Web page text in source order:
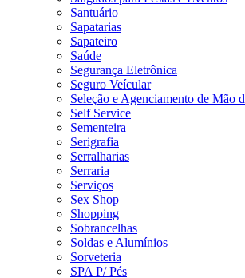
Santuário
Sapatarias
Sapateiro
Saúde
Segurança Eletrônica
Seguro Veícular
Seleção e Agenciamento de Mão
Self Service
Sementeira
Serigrafia
Serralharias
Serraria
Serviços
Sex Shop
Shopping
Sobrancelhas
Soldas e Alumínios
Sorveteria
SPA P/ Pés